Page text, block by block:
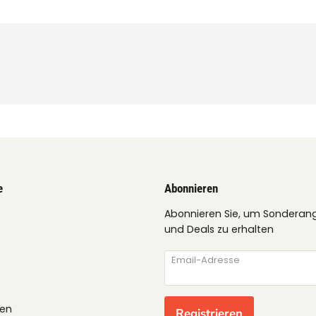
Abonnieren
Abonnieren Sie, um
und Deals zu erhalten
Email-Adresse